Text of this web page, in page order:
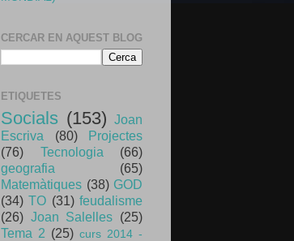
CERCAR EN AQUEST BLOG
ETIQUETES
Socials (153) Joan
Escriva
(80)
Projectes
(76)
Tecnologia
(66)
geografia
(65)
Matemàtiques (38) GOD
(34) TO (31) feudalisme
(26) Joan Salelles (25)
Tema 2 (25) curs 2014 -